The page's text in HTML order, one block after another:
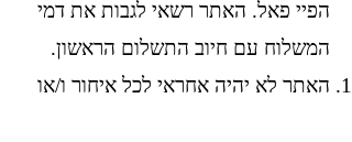
הפיי פאל. האתר רשאי לגבות את דמי
המשלוח עם חיוב התשלום הראשון.
האתר לא יהיה אחראי לכל איחור ו/או